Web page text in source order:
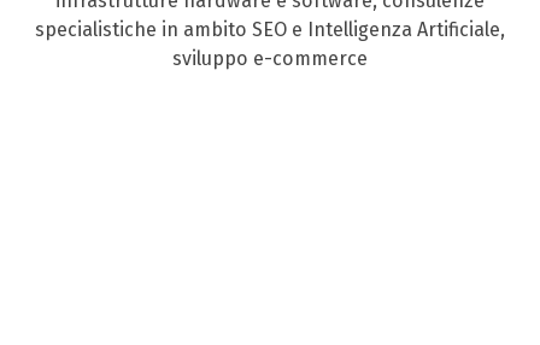
specialistiche in ambito SEO e Intelligenza Artificiale,
sviluppo e-commerce